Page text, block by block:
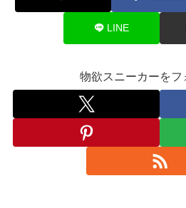
LINE
物欲スニーカーをフ